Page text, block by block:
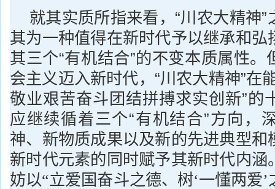
就其实质所指来看，“川农大精神
其为一种值得在新时代予以继承和弘
其三个“有机结合”的不变本质属性。
会主义迈入新时代，“川农大精神”在
敬业艰苦奋斗团结拼搏求实创新”的
应继续循着三个“有机结合”方向，
神、新物质成果以及新的先进典型和
新时代元素的同时赋予其新时代内涵
妨以“立爱国奋斗之德、树‘一懂两爱